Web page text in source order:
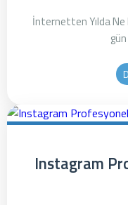
İnternetten Yılda Ne
Instagram